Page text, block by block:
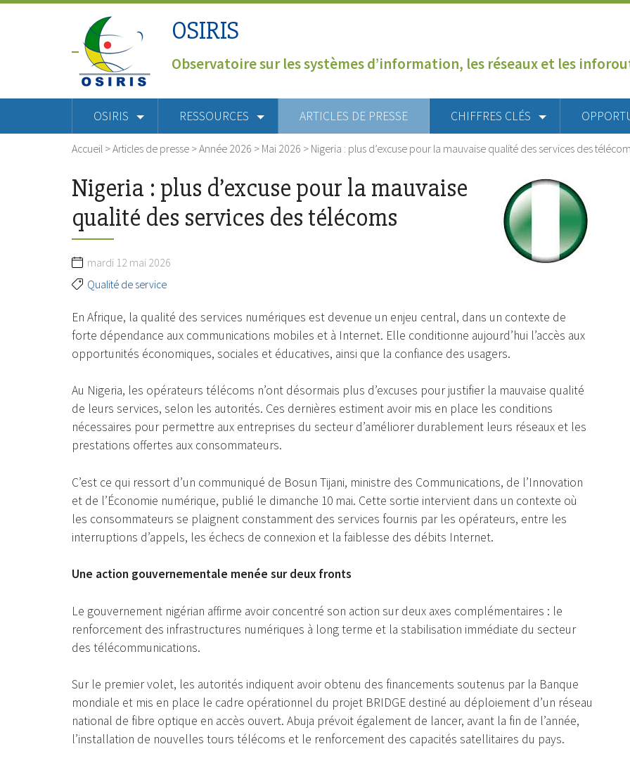
OSIRIS
Observatoire sur les systèmes d’information, les réseaux et les
OSIRIS RESSOURCES ARTICLES DE PRESSE CHIFFRES CLÉS
Accueil >Articles de presse >Année 2026 > Mai 2026 > Nigeria : plus d’excuse pour la mauvaise qualité des services des
Nigeria : plus d’excuse pour la mauvaise
qualité des services des télécoms
mardi 12 mai 2026
Qualité de service
En Afrique, la qualité des services numériques est devenue un enjeu central, dans un contexte de
forte dépendance aux communications mobiles et à Internet. Elle conditionne aujourd’hui l’accès aux
opportunités économiques, sociales et éducatives, ainsi que la confiance des usagers.
Au Nigeria, les opérateurs télécoms n’ont désormais plus d’excuses pour justifier la mauvaise qualité
de leurs services, selon les autorités. Ces dernières estiment avoir mis en place les conditions
nécessaires pour permettre aux entreprises du secteur d’améliorer durablement leurs réseaux et les
prestations offertes aux consommateurs.
C’est ce qui ressort d’un communiqué de Bosun Tijani, ministre des Communications, de l’Innovation
et de l’Économie numérique, publié le dimanche 10 mai. Cette sortie intervient dans un contexte où
les consommateurs se plaignent constamment des services fournis par les opérateurs, entre les
interruptions d’appels, les échecs de connexion et la faiblesse des débits Internet.
Une action gouvernementale menée sur deux fronts
Le gouvernement nigérian affirme avoir concentré son action sur deux axes complémentaires : le
renforcement des infrastructures numériques à long terme et la stabilisation immédiate du secteur
des télécommunications.
Sur le premier volet, les autorités indiquent avoir obtenu des financements soutenus par la Banque
mondiale et mis en place le cadre opérationnel du projet BRIDGE destiné au déploiement d’un réseau
national de fibre optique en accès ouvert. Abuja prévoit également de lancer, avant la fin de l’année,
l’installation de nouvelles tours télécoms et le renforcement des capacités satellitaires du pays.